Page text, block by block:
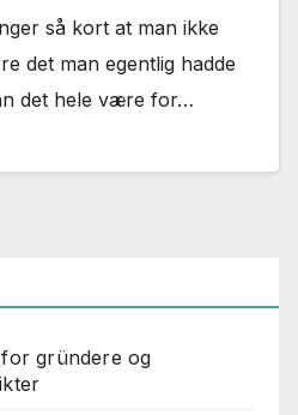
så kort at man ikke
det man egentlig hadde
det hele være for…
gründere og